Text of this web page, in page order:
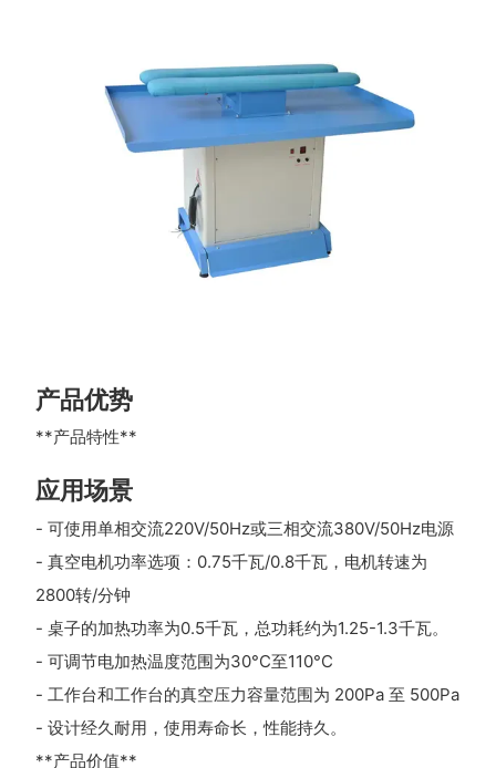
产品优势
**产品特性**
应用场景
- 可使用单相交流220V/50Hz或三相交流380V/50Hz电源
- 真空电机功率选项：0.75千瓦/0.8千瓦，电机转速为
2800转/分钟
- 桌子的加热功率为0.5千瓦，总功耗约为1.25-1.3千瓦。
- 可调节电加热温度范围为30°C至110°C
- 工作台和工作台的真空压力容量范围为 200Pa 至 500Pa
- 设计经久耐用，使用寿命长，性能持久。
**产品价值**